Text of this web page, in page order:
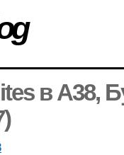
в A38,